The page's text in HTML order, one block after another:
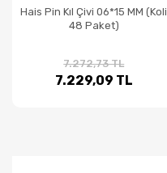
Hais Pin Kıl Çivi 06*15 MM (Koli
48 Paket)
7.272,73 TL
7.229,09 TL